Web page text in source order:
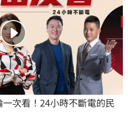
次看！24小時不斷電的民